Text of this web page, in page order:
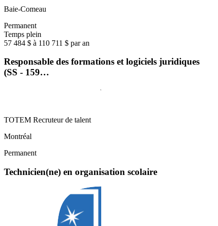
Baie-Comeau
Permanent
Temps plein
57 484 $ à 110 711 $ par an
Responsable des formations et logiciels juridiques
(SS - 159…
TOTEM Recruteur de talent
Montréal
Permanent
Technicien(ne) en organisation scolaire